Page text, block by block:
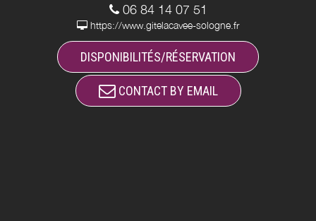
06 84 14 07 51
https://www.gitelacavee-sologne.fr
DISPONIBILITÉS/RÉSERVATION
CONTACT BY EMAIL